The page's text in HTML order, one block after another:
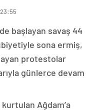
başlayan savaş 44
sona ermiş,
protestolar
günlerce devam
Ağdam’a